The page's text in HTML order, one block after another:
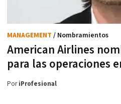
American Airlines
para las operaciones
MANAGEMENT / Nombramientos
PoriProfesional